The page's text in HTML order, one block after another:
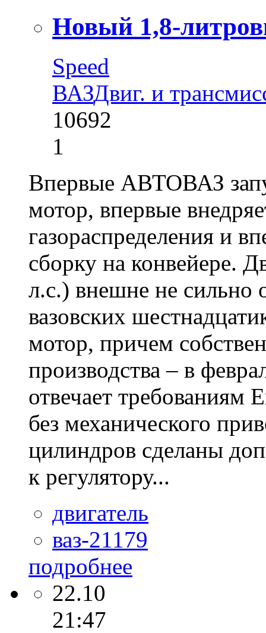
Новый 1,8-
Speed
ВАЗДвиг. и
10692
1
Впервые АВТОВАЗ
мотор, впервые
газораспределения и
сборку на конвейере.
л.с.) внешне не сильно
вазовских
мотор, причем
производства – в
отвечает требованиям
без механического
цилиндров сделаны
к регулятору...
двигатель
ваз-21179
подробнее
22.10
21:47